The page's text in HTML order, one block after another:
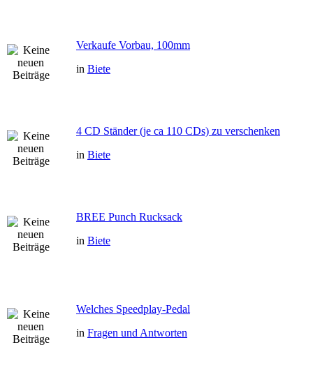
Verkaufe Vorbau, 100mm
in Biete
4 CD Ständer (je ca 110 CDs) zu verschenken
in Biete
BREE Punch Rucksack
in Biete
Welches Speedplay-Pedal
in Fragen und Antworten